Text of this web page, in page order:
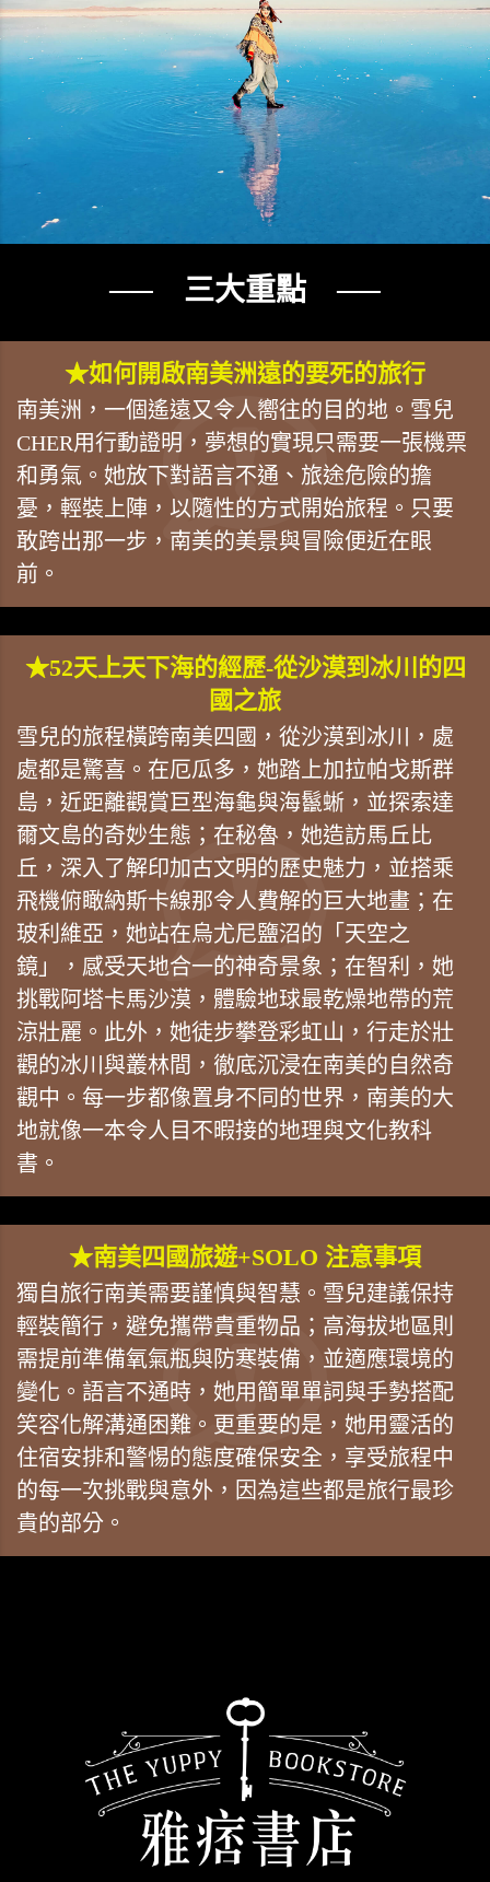
── 三大重點 ──
★如何開啟南美洲遠的要死的旅行
南美洲，一個遙遠又令人嚮往的目的地。雪兒
CHER用行動證明，夢想的實現只需要一張機票
和勇氣。她放下對語言不通、旅途危險的擔
憂，輕裝上陣，以隨性的方式開始旅程。只要
敢跨出那一步，南美的美景與冒險便近在眼
前。
★52天上天下海的經歷-從沙漠到冰川的四
國之旅
雪兒的旅程橫跨南美四國，從沙漠到冰川，處
處都是驚喜。在厄瓜多，她踏上加拉帕戈斯群
島，近距離觀賞巨型海龜與海鬣蜥，並探索達
爾文島的奇妙生態；在秘魯，她造訪馬丘比
丘，深入了解印加古文明的歷史魅力，並搭乘
飛機俯瞰納斯卡線那令人費解的巨大地畫；在
玻利維亞，她站在烏尤尼鹽沼的「天空之
鏡」，感受天地合一的神奇景象；在智利，她
挑戰阿塔卡馬沙漠，體驗地球最乾燥地帶的荒
涼壯麗。此外，她徒步攀登彩虹山，行走於壯
觀的冰川與叢林間，徹底沉浸在南美的自然奇
觀中。每一步都像置身不同的世界，南美的大
地就像一本令人目不暇接的地理與文化教科
書。
★南美四國旅遊+SOLO 注意事項
獨自旅行南美需要謹慎與智慧。雪兒建議保持
輕裝簡行，避免攜帶貴重物品；高海拔地區則
需提前準備氧氣瓶與防寒裝備，並適應環境的
變化。語言不通時，她用簡單單詞與手勢搭配
笑容化解溝通困難。更重要的是，她用靈活的
住宿安排和警惕的態度確保安全，享受旅程中
的每一次挑戰與意外，因為這些都是旅行最珍
貴的部分。